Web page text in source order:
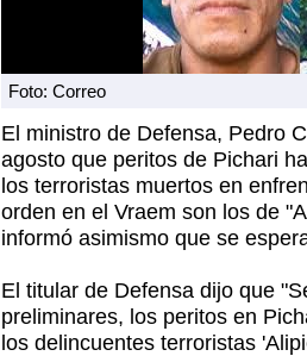
Foto: Correo
El ministro de Defensa, Pedro
agosto que peritos de Pichari
los terroristas muertos en
orden en el Vraem son los de
informó asimismo que se
El titular de Defensa dijo que
preliminares, los peritos en
los delincuentes terroristas